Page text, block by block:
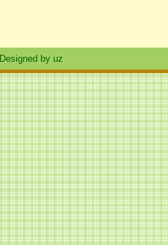
Designed by uz